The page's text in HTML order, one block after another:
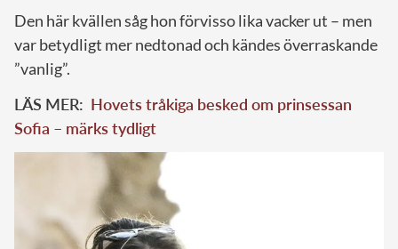
Den här kvällen såg hon förvisso lika vacker ut – men
var betydligt mer nedtonad och kändes överraskande
”vanlig”.
LÄS MER: Hovets tråkiga besked om prinsessan
Sofia – märks tydligt